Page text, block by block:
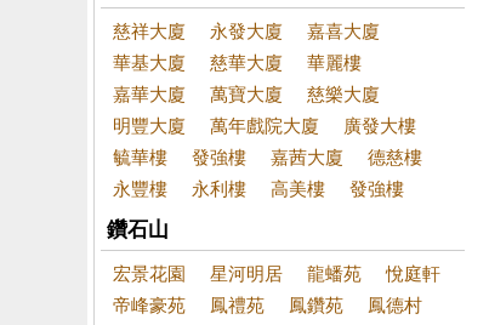
慈祥大廈 永發大廈
嘉喜大廈
華基大廈
慈華大廈
華麗樓
嘉華大廈
萬寶大廈
慈樂大廈
明豐大廈
萬年戲院大廈
廣發大樓
毓華樓
發強樓 嘉茜大廈
德慈樓
永豐樓
永利樓 高美樓 發強樓
鑽石山
宏景花園 星河明居 龍蟠苑
悅庭軒
帝峰豪苑
鳳禮苑 鳳鑽苑
鳳德村